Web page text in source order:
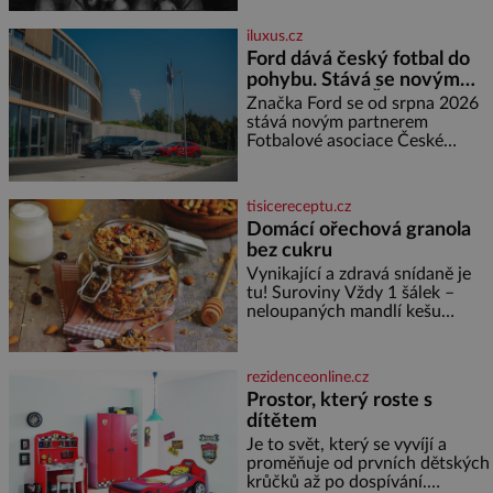
nemůže, protože žádné nemá,
spokojí se lupič s několika
měďáky a štůčky látky. Zraněná
žena pár dní nato umírá. Je to
muž nebývale krutý. Jeho činy
budí hrůzu ještě dlouho po jeho
smrti
iluxus.cz
Ford dává český fotbal do
pohybu. Stává se novým
partnerem FAČR
Značka Ford se od srpna 2026
stává novým partnerem
Fotbalové asociace České
asociace, reprezentačních týmů
i českého fotbalu v regionech.
Partner
tisicereceptu.cz
Domácí ořechová granola
bez cukru
Vynikající a zdravá snídaně je
tu! Suroviny Vždy 1 šálek –
neloupaných mandlí kešu
semínek dýně rozinek 3 šálky
ovesných vloček 1 lžíce mlet
rezidenceonline.cz
Prostor, který roste s
dítětem
Je to svět, který se vyvíjí a
proměňuje od prvních dětských
krůčků až po dospívání.